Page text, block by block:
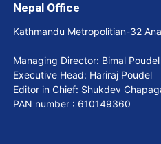
Nepal Office
Kathmandu Metropolitian-32
Managing Director: Bimal Poudel
Executive Head: Hariraj Poudel
Editor in Chief: Shukdev
PAN number : 610149360